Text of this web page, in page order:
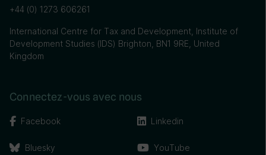
+44 (0) 1273 606261
International Centre for Tax and Development, Institute of
Development Studies (IDS) Brighton, BN1 9RE, United
Kingdom
Connectez-vous avec nous
Facebook
Bluesky
Linkedin
YouTube